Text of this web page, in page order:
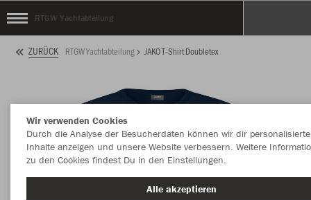
RTGW Yachtabteilung
ZURÜCK RTGW Yachtabteilung JAKO T-Shirt Doubletex
Wir verwenden Cookies
Durch die Analyse der Besucherdaten können wir dir personalisierte
Inhalte anzeigen und unsere Website verbessern. Weitere
zu den Cookies findest Du in den Einstellungen.
Alle akzeptieren